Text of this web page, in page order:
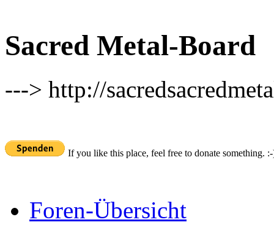
Sacred Metal-Board
---> http://
If you like this place, feel free to donate something.
Foren-Übersicht